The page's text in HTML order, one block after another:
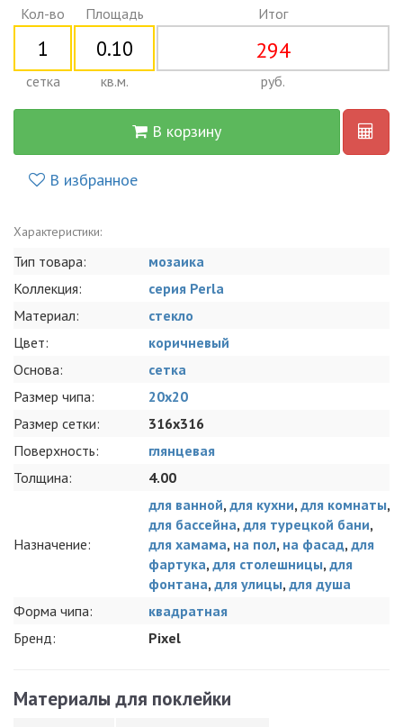
Кол-во
сетка
Площадь
кв.м.
Итог
294
руб.
В корзину
В избранное
Характеристики:
Тип товара:
мозаика
Коллекция:
серия Perla
Материал:
стекло
Цвет:
коричневый
Основа:
сетка
Размер чипа:
20x20
Размер сетки:
316x316
Поверхность:
глянцевая
Толщина:
4.00
Назначение:
для ванной, для кухни, для комнаты,
для бассейна, для турецкой бани,
для хамама, на пол, на фасад, для
фартука, для столешницы, для
фонтана, для улицы, для душа
Форма чипа:
квадратная
Бренд:
Pixel
Материалы для поклейки